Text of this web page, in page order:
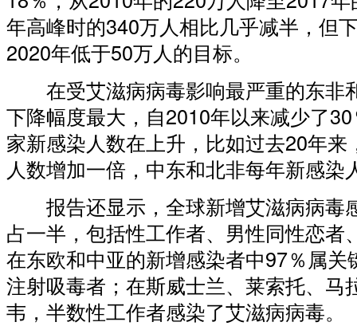
年高峰时的340万人相比几乎减半，但
2020年低于50万人的目标。
在受艾滋病病毒影响最严重的东非
下降幅度最大，自2010年以来减少了
家新感染人数在上升，比如过去20年
人数增加一倍，中东和北非每年新感染
报告还显示，全球新增艾滋病病毒
占一半，包括性工作者、男性同性恋者
在东欧和中亚的新增感染者中97％属
注射吸毒者；在斯威士兰、莱索托、马
韦，半数性工作者感染了艾滋病病毒。